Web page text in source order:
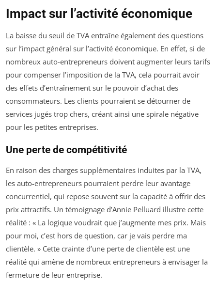
Impact sur l’activité économique
La baisse du seuil de TVA entraîne également des questions
sur l’impact général sur l’activité économique. En effet, si de
nombreux auto-entrepreneurs doivent augmenter leurs tarifs
pour compenser l’imposition de la TVA, cela pourrait avoir
des effets d’entraînement sur le pouvoir d’achat des
consommateurs. Les clients pourraient se détourner de
services jugés trop chers, créant ainsi une spirale négative
pour les petites entreprises.
Une perte de compétitivité
En raison des charges supplémentaires induites par la TVA,
les auto-entrepreneurs pourraient perdre leur avantage
concurrentiel, qui repose souvent sur la capacité à offrir des
prix attractifs. Un témoignage d’Annie Pelluard illustre cette
réalité : « La logique voudrait que j’augmente mes prix. Mais
pour moi, c’est hors de question, car je vais perdre ma
clientèle. » Cette crainte d’une perte de clientèle est une
réalité qui amène de nombreux entrepreneurs à envisager la
fermeture de leur entreprise.